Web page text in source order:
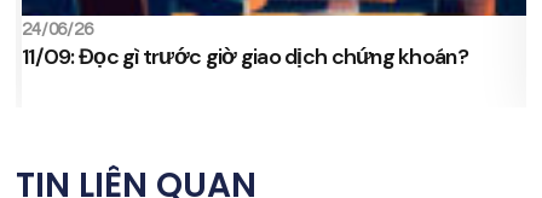
24/06/26
11/09: Đọc gì trước giờ giao dịch chứng khoán?
TIN LIÊN QUAN